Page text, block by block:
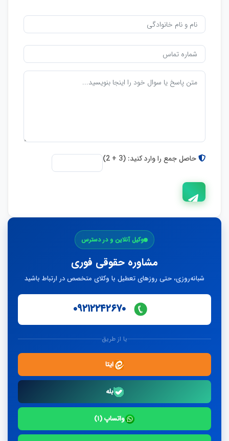
حاصل جمع را وارد کنید: (3 + 2)
وکیل آنلاین و در دسترس
مشاوره حقوقی فوری
شبانه‌روزی، حتی روزهای تعطیل با وکلای متخصص در ارتباط باشید
۰۹۲۱۲۲۴۲۶۷۰
یا از طریق
ایتا
بله
واتساپ (۱)